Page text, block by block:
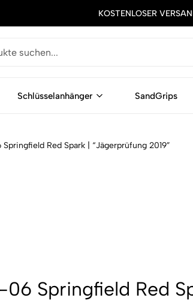
KOSTENLOSER
Schlüsselanhänger SandGrips
Red Spark | “Jägerprüfung 2019”
Springfield Red